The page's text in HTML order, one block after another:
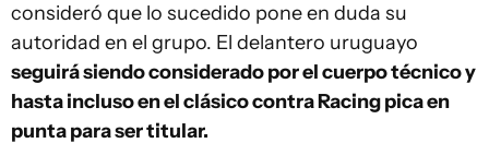
consideró que lo sucedido pone en duda su
autoridad en el grupo. El delantero uruguayo
seguirá siendo considerado por el cuerpo técnico y
hasta incluso en el clásico contra Racing pica en
punta para ser titular.